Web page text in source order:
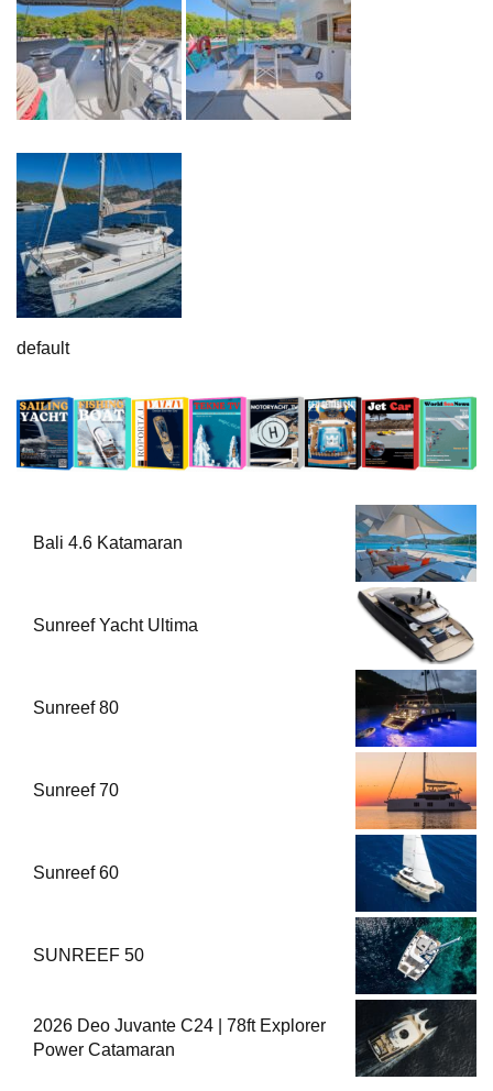
default
Bali 4.6 Katamaran
Sunreef Yacht Ultima
Sunreef 80
Sunreef 70
Sunreef 60
SUNREEF 50
2026 Deo Juvante C24 | 78ft Explorer
Power Catamaran